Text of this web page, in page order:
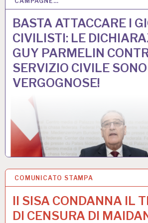
BASTA ATTACCARE I
CIVILISTI: LE
GUY PARMELIN
SERVIZIO CIVILE SONO
VERGOGNOSE!
COMUNICATO STAMPA
Il SISA CONDANNA IL
DI CENSURA DI
16 MAR 2026